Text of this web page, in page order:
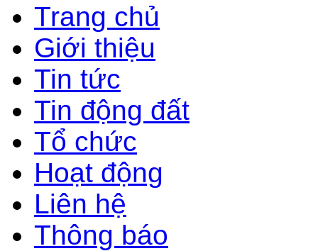
Trang chủ
Giới thiệu
Tin tức
Tin động đất
Tổ chức
Hoạt động
Liên hệ
Thông báo